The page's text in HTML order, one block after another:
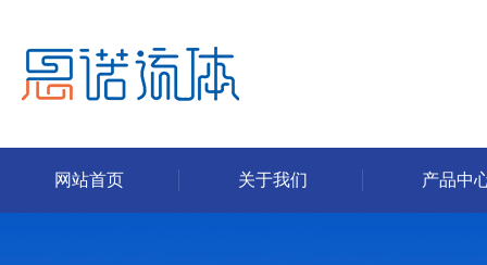
网站首页 关于我们 产品中